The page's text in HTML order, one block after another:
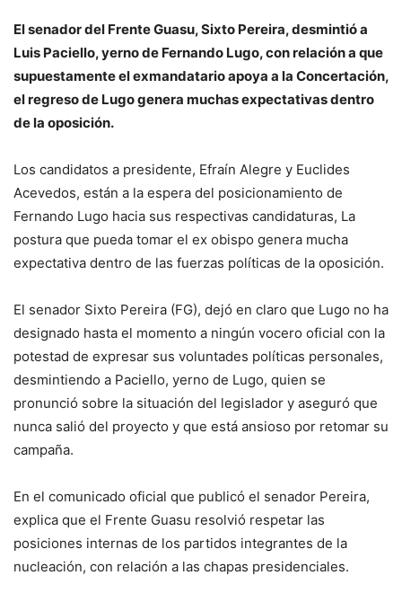
El senador del Frente Guasu, Sixto Pereira, desmintió a
Luis Paciello, yerno de Fernando Lugo, con relación a que
supuestamente el exmandatario apoya a la Concertación,
el regreso de Lugo genera muchas expectativas dentro
de la oposición.
Los candidatos a presidente, Efraín Alegre y Euclides
Acevedos, están a la espera del posicionamiento de
Fernando Lugo hacia sus respectivas candidaturas, La
postura que pueda tomar el ex obispo genera mucha
expectativa dentro de las fuerzas políticas de la oposición.
El senador Sixto Pereira (FG), dejó en claro que Lugo no ha
designado hasta el momento a ningún vocero oficial con la
potestad de expresar sus voluntades políticas personales,
desmintiendo a Paciello, yerno de Lugo, quien se
pronunció sobre la situación del legislador y aseguró que
nunca salió del proyecto y que está ansioso por retomar su
campaña.
En el comunicado oficial que publicó el senador Pereira,
explica que el Frente Guasu resolvió respetar las
posiciones internas de los partidos integrantes de la
nucleación, con relación a las chapas presidenciales.